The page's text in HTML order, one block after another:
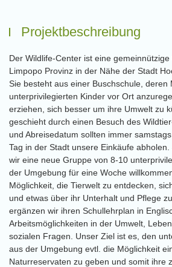
Projektbeschreibung
Der Wildlife-Center ist eine
Limpopo Provinz in der Nähe der Stadt
Sie besteht aus einer Buschschule, deren
unterprivilegierten Kinder vor Ort
erziehen, sich besser um ihre Umwelt zu
geschieht durch einen Besuch des
und Abreisedatum sollten immer
Tag in der Stadt unsere Einkäufe
wir eine neue Gruppe von 8-10
der Umgebung für eine Woche
Möglichkeit, die Tierwelt zu entdecken,
und etwas über ihr Unterhalt und Pflege
ergänzen wir ihren Schullehrplan in
Arbeitsmöglichkeiten in der Umwelt,
sozialen Fragen. Unser Ziel ist es, den
aus der Umgebung evtl. die Möglichkeit
Naturreservaten zu geben und somit ihre